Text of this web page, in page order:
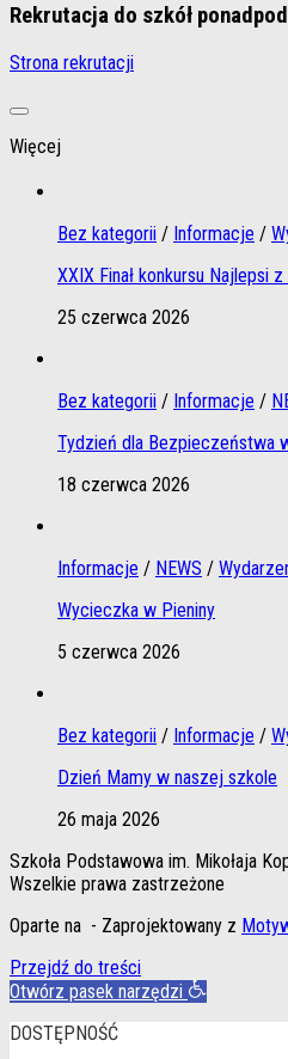
Rekrutacja do szkół
Strona rekrutacji
Więcej
Bez kategorii / Informacje /
XXIX Finał konkursu Najlepsi
25 czerwca 2026
Bez kategorii / Informacje /
Tydzień dla Bezpieczeństwa
18 czerwca 2026
Informacje / NEWS /
Wycieczka w Pieniny
5 czerwca 2026
Bez kategorii / Informacje /
Dzień Mamy w naszej szkole
26 maja 2026
Szkoła Podstawowa im. Mikołaja
Wszelkie prawa zastrzeżone
Oparte na - Zaprojektowany z
Przejdź do treści
Otwórz pasek narzędzi
DOSTĘPNOŚĆ